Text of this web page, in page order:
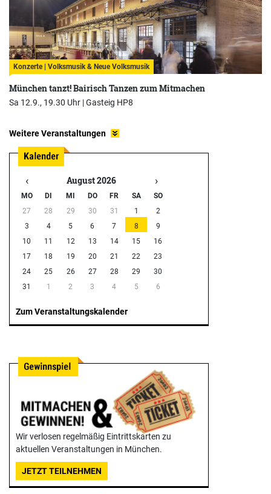
Konzerte | Volksmusik & Neue Volksmusik
München tanzt! Bairisch Tanzen zum Mitmachen
Sa 12.9., 19.30 Uhr |Gasteig HP8
Weitere Veranstaltungen
‹ August 2026 ›
MO DI MI DO FR SA
SO
27
28 29 30 31 1
2
3
4 5 6 7 8
9
10
11 12 13 14 15
16
17
18 19 20 21 22
23
24
25 26 27 28 29
30
31
1 2 3 4 5 6
Zum Veranstaltungskalender
Wir verlosen regelmäßig Eintrittskarten zu
aktuellen Veranstaltungen in München.
JETZT TEILNEHMEN